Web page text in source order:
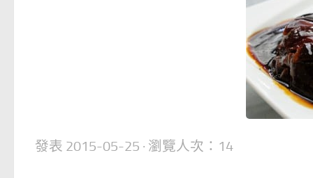
發表 2015-05-25 · 瀏覽人次：14